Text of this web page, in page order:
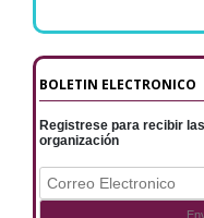
BOLETIN ELECTRONICO
Registrese para recibir
organización